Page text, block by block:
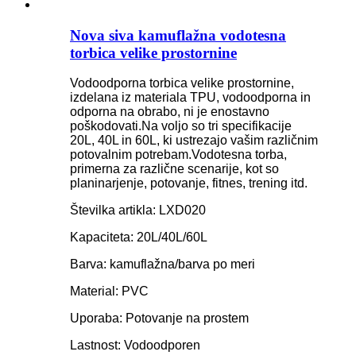
Nova siva kamuflažna vodotesna
torbica velike prostornine
Vodoodporna torbica velike prostornine,
izdelana iz materiala TPU, vodoodporna in
odporna na obrabo, ni je enostavno
poškodovati.Na voljo so tri specifikacije
20L, 40L in 60L, ki ustrezajo vašim različnim
potovalnim potrebam.Vodotesna torba,
primerna za različne scenarije, kot so
planinarjenje, potovanje, fitnes, trening itd.
Številka artikla: LXD020
Kapaciteta: 20L/40L/60L
Barva: kamuflažna/barva po meri
Material: PVC
Uporaba: Potovanje na prostem
Lastnost: Vodoodporen